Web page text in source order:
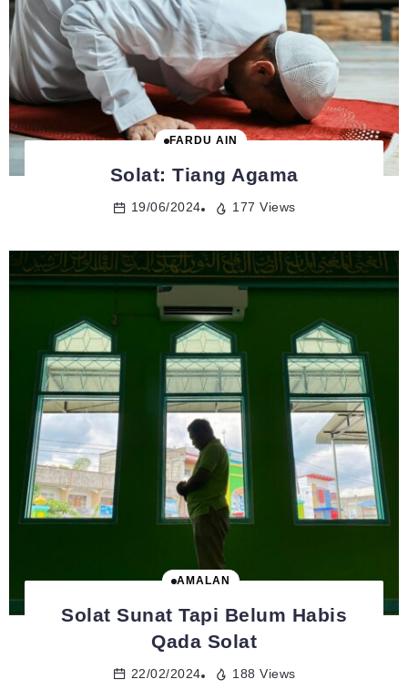
FARDU AIN
Solat: Tiang Agama
19/06/2024 177 Views
AMALAN
Solat Sunat Tapi Belum Habis
Qada Solat
22/02/2024 188 Views